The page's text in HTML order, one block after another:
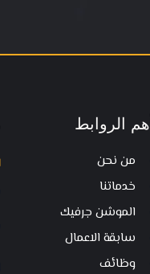
أهم الروابط
من نحن
خدماتنا
الموشن جرفيك
سابقة الاعمال
وظائف